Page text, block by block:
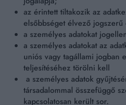
az érintett tiltakozik az
elsőbbséget élvező
a személyes adatokat
a személyes adatokat az
uniós vagy tagállami jogban
teljesítéséhez törölni kell
a személyes adatok
társadalommal összefüggő
kapcsolatosan került sor.